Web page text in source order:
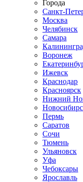
Города
Санкт-
Москва
Челябинск
Самара
Воронеж
Ижевск
Краснодар
Красноярск
Нижний
Пермь
Саратов
Сочи
Тюмень
Ульяновск
Уфа
Чебоксары
Ярославль